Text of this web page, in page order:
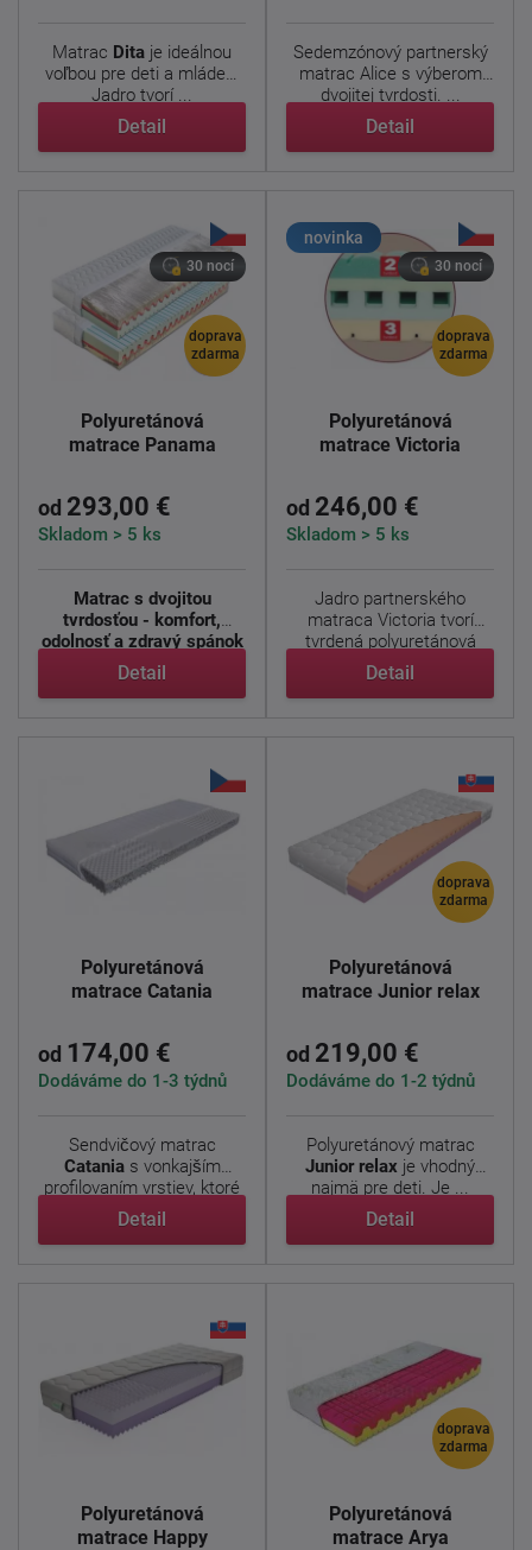
Matrac Dita je ideálnou
voľbou pre deti a mládež.
Jadro tvorí ...
Detail
Sedemzónový partnerský
matrac Alice s výberom
dvojitej tvrdosti. ...
Detail
doprava
zdarma
30 nocí
Polyuretánová
matrace Panama
od 293,00 €
Skladom > 5 ks
Matrac s dvojitou
tvrdosťou - komfort,
odolnosť a zdravý spánok
...
Detail
novinka
doprava
zdarma
30 nocí
Polyuretánová
matrace Victoria
od 246,00 €
Skladom > 5 ks
Jadro partnerského
matraca Victoria tvorí
tvrdená polyuretánová
pena s ...
Detail
Polyuretánová
matrace Catania
od 174,00 €
Dodáváme do 1-3 týdnů
Sendvičový matrac
Catanias vonkajším
profilovaním vrstiev, ktoré
...
Detail
doprava
zdarma
Polyuretánová
matrace Junior relax
od 219,00 €
Dodáváme do 1-2 týdnů
Polyuretánový matrac
Junior relax je vhodný
najmä pre deti. Je ...
Detail
Polyuretánová
matrace Happy
doprava
zdarma
Polyuretánová
matrace Arya